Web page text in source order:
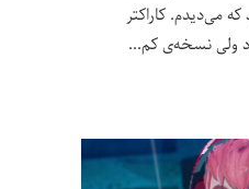
می‌دیدم. کاراکتر
ولی نسخه‌ی کم